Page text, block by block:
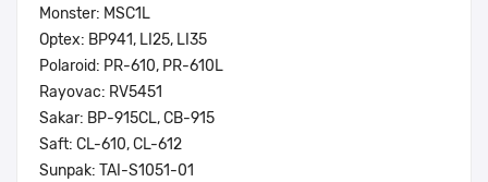
Monster: MSC1L
Optex: BP941, LI25, LI35
Polaroid: PR-610, PR-610L
Rayovac: RV5451
Sakar: BP-915CL, CB-915
Saft: CL-610, CL-612
Sunpak: TAI-S1051-01